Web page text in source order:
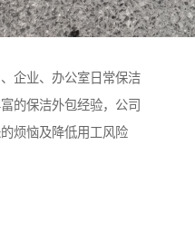
企业、办公室日常保洁
的保洁外包经验，公司
烦恼及降低用工风险